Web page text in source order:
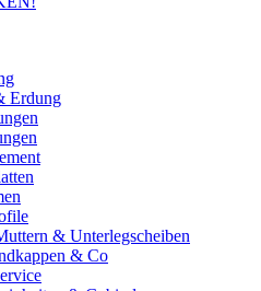
Erdung
& Unterlegscheiben
& Co